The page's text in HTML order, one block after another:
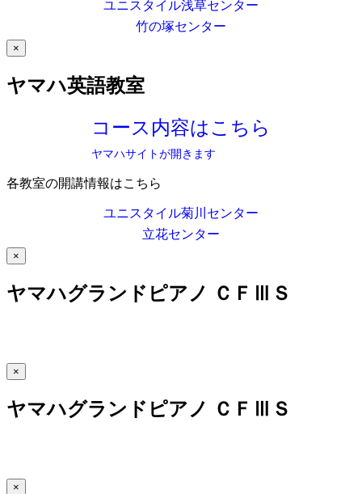
ユニスタイル浅草センター
竹の塚センター
×
ヤマハ英語教室
コース内容はこちら
ヤマハサイトが開きます
各教室の開講情報はこちら
ユニスタイル菊川センター
立花センター
×
ヤマハグランドピアノ ＣＦⅢＳ
×
ヤマハグランドピアノ ＣＦⅢＳ
×